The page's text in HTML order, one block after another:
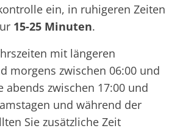
ein, in ruhigeren Zeiten
15-25 Minuten.
mit längeren
morgens zwischen 06:00 und
abends zwischen 17:00 und
und während der
Sie zusätzliche Zeit